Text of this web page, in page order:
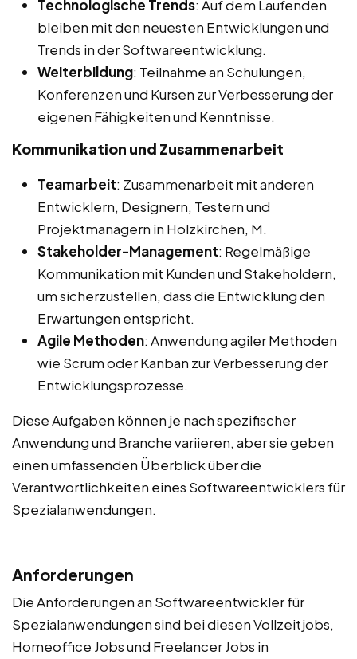
Technologische Trends: Auf dem Laufenden
bleiben mit den neuesten Entwicklungen und
Trends in der Softwareentwicklung.
Weiterbildung: Teilnahme an Schulungen,
Konferenzen und Kursen zur Verbesserung der
eigenen Fähigkeiten und Kenntnisse.
Kommunikation und Zusammenarbeit
Teamarbeit: Zusammenarbeit mit anderen
Entwicklern, Designern, Testern und
Projektmanagern in Holzkirchen, M.
Stakeholder-Management: Regelmäßige
Kommunikation mit Kunden und Stakeholdern,
um sicherzustellen, dass die Entwicklung den
Erwartungen entspricht.
Agile Methoden: Anwendung agiler Methoden
wie Scrum oder Kanban zur Verbesserung der
Entwicklungsprozesse.
Diese Aufgaben können je nach spezifischer
Anwendung und Branche variieren, aber sie geben
einen umfassenden Überblick über die
Verantwortlichkeiten eines Softwareentwicklers für
Spezialanwendungen.
Anforderungen
Die Anforderungen an Softwareentwickler für
Spezialanwendungen sind bei diesen Vollzeitjobs,
Homeoffice Jobs und Freelancer Jobs in